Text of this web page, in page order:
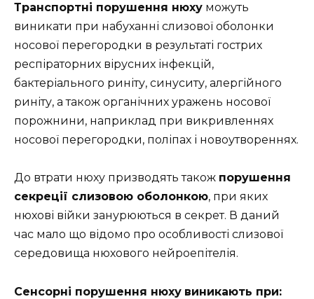
Транспортні порушення нюху можуть
виникати при набуханні слизової оболонки
носової перегородки в результаті гострих
респіраторних вірусних інфекцій,
бактеріального риніту, синуситу, алергійного
риніту, а також органічних уражень носової
порожнини, наприклад при викривленнях
носової перегородки, поліпах і новоутвореннях.
До втрати нюху призводять також порушення
секреції слизовою оболонкою, при яких
нюхові війки занурюються в секрет. В даний
час мало що відомо про особливості слизової
середовища нюхового нейроепітелія.
Сенсорні порушення нюху виникають при: